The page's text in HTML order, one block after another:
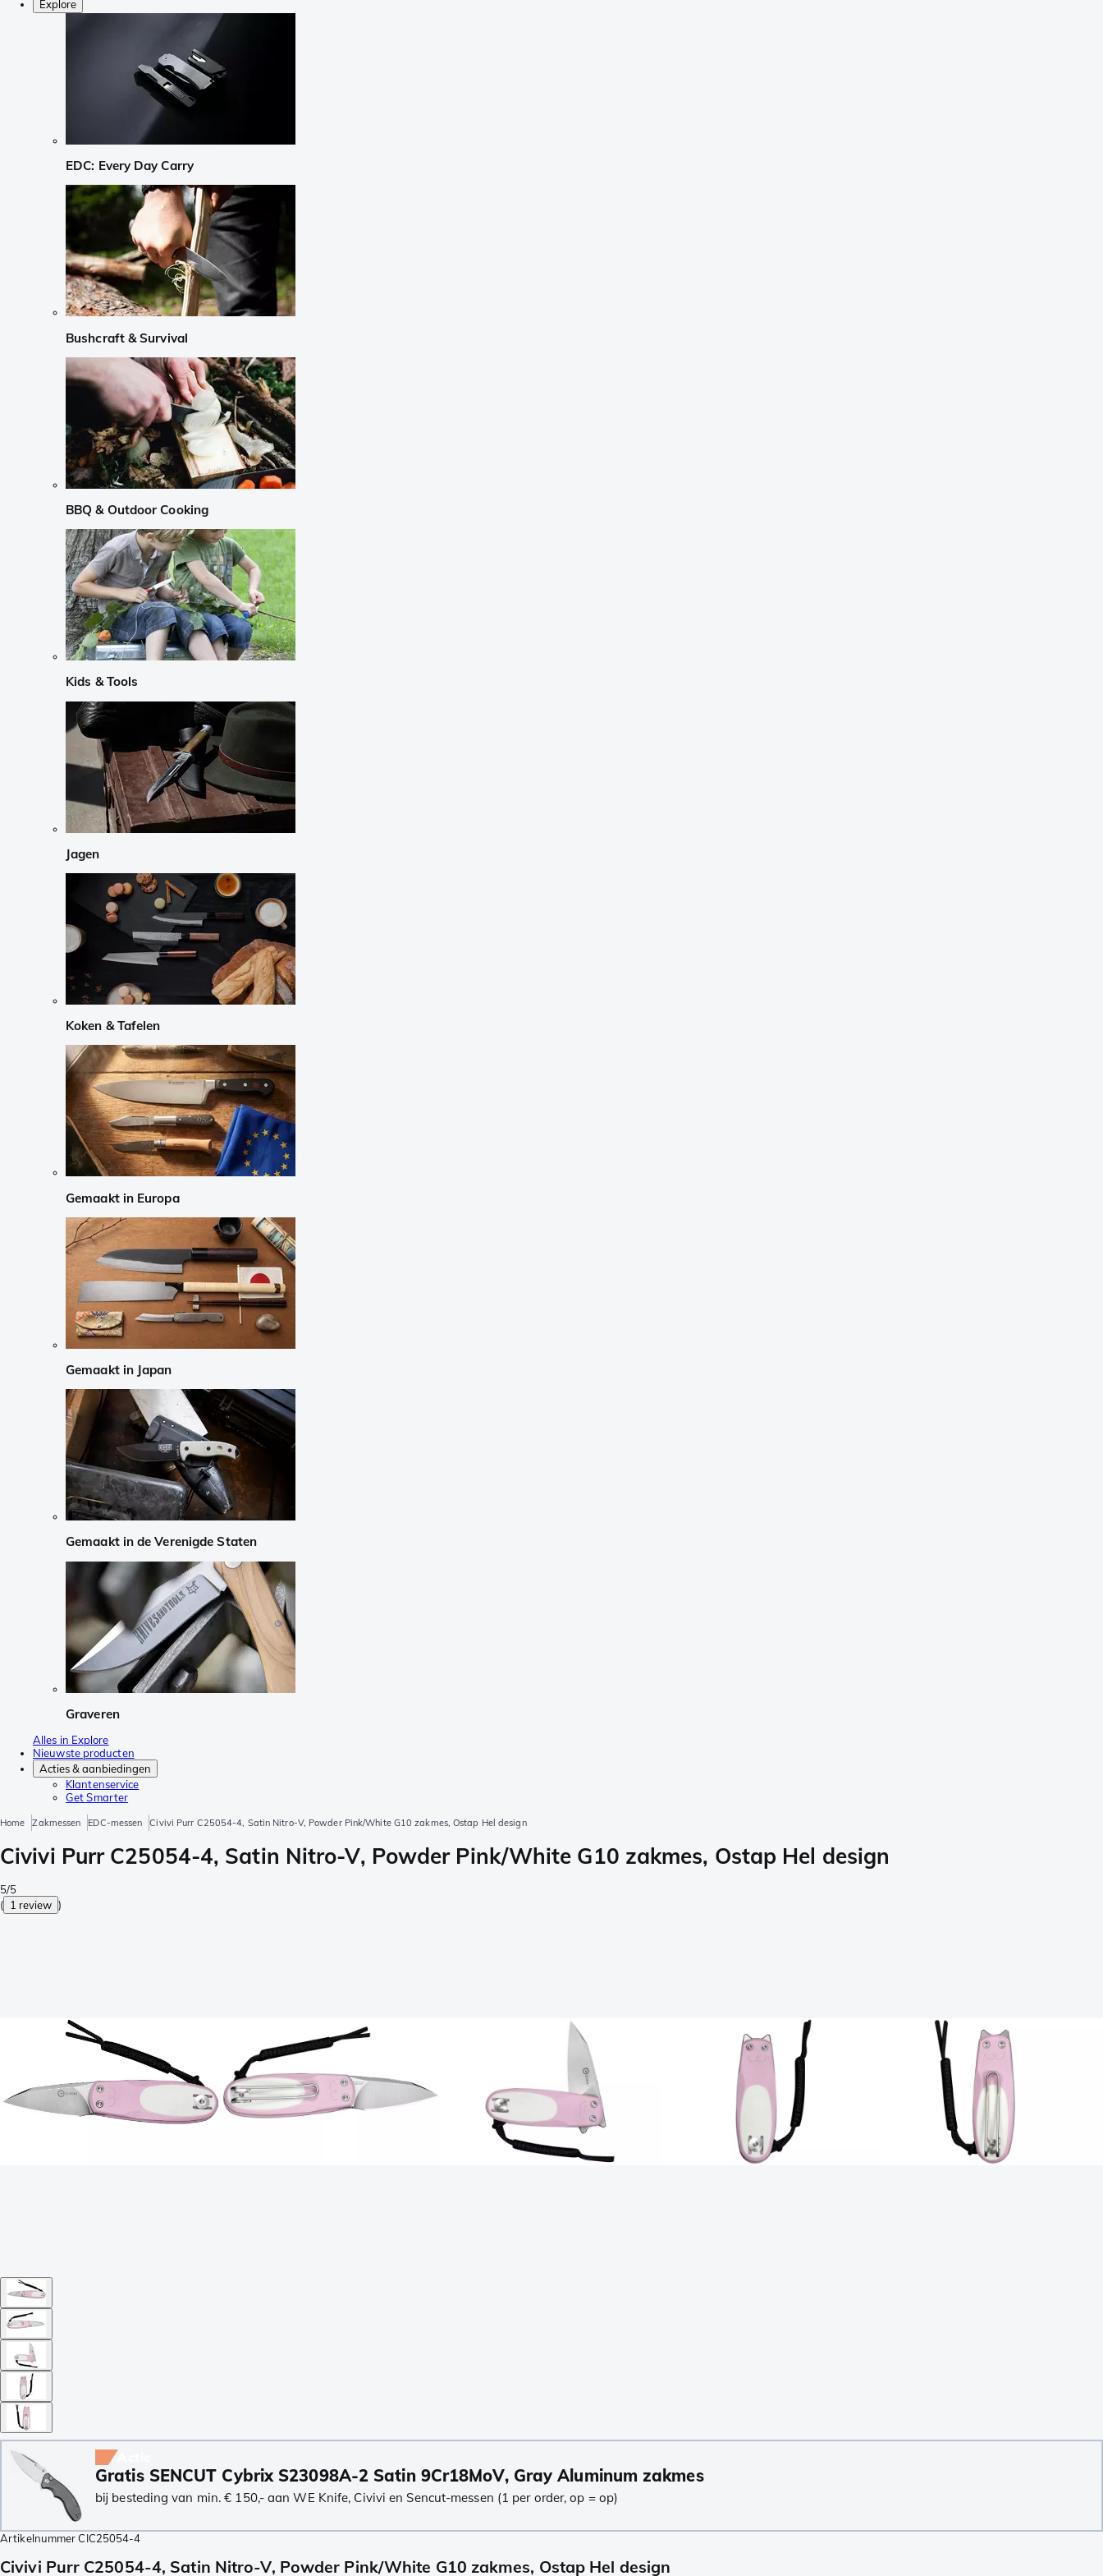
Explore
EDC: Every Day Carry
Bushcraft & Survival
BBQ & Outdoor Cooking
Kids & Tools
Jagen
Koken & Tafelen
Gemaakt in Europa
Gemaakt in Japan
Gemaakt in de Verenigde Staten
Graveren
Alles in Explore
Nieuwste producten
Acties & aanbiedingen
Klantenservice
Get Smarter
Home Zakmessen EDC-messen Civivi Purr C25054-4, Satin Nitro-V, Powder Pink/White G10 zakmes, Ostap Hel design
Civivi Purr C25054-4, Satin Nitro-V, Powder Pink/White G10 zakmes, Ostap Hel design
5/5
( 1 review )
Gratis SENCUT Cybrix S23098A-2 Satin 9Cr18MoV, Gray Aluminum zakmes
bij besteding van min. € 150,- aan WE Knife, Civivi en Sencut-messen (1 per order, op = op)
Artikelnummer CIC25054-4
Civivi Purr C25054-4, Satin Nitro-V, Powder Pink/White G10 zakmes, Ostap Hel design